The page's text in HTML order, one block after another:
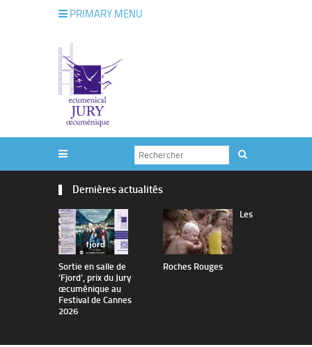
PRIMARY MENU
Dernières actualités
Sortie en salle de
’Fjord’, prix du Jury
œcuménique au
Festival de Cannes
2026
Les
Roches Rouges